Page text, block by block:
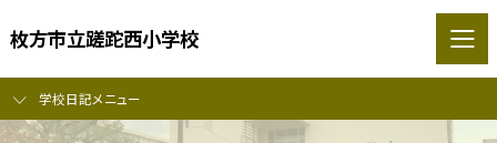
枚方市立蹉跎西小学校
学校日記メニュー